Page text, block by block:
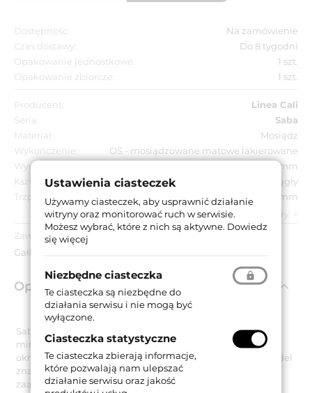
Dostępność:
Na zamówienie
Czas dostawy:
Do 8 tygodni
Opakowanie jednostkowe:
1 szt.
Opakowanie zbiorcze:
1 szt.
Producent:
Linea Cali
Seria:
Saba
Materiał:
Mosiądz
Wykończenie:
OS - mosiądzowane matowe lakierowane
Wymiar szyldu:
Ø 50 mm
Kształt szyldu:
Okrągły
Trzpień:
8 mm
zobacz wszystkie parametry
Zawartość opakowania:
Gałka stała, akcesoria montażowe.
Opis produktu
Saba to cechująca się prostym, oszczędnym oraz
minimalistycznym stylem gałka stała, umieszczona na
okrągłym szyldzie o średnicy Ø 50 mm. Prezentowany model
znakomicie sprawdza się w każdym wnętrzu,
zaaranżowanym z dbałością o najdrobniejsze detale w
Ustawienia ciasteczek
Używamy ciasteczek, aby usprawnić działanie
witryny oraz monitorować ruch w serwisie.
Możesz wybrać, które z nich są aktywne. Dowiedz
się więcej
Niezbędne ciasteczka
Te ciasteczka są niezbędne do
działania serwisu i nie mogą być
wyłączone.
Ciasteczka statystyczne
Te ciasteczka zbierają informacje,
które pozwalają nam ulepszać
działanie serwisu oraz jakość